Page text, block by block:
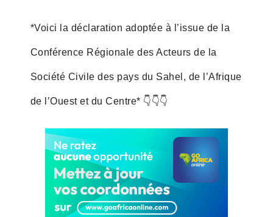
*Voici la déclaration adoptée à l’issue de la
Conférence Régionale des Acteurs de la
Société Civile des pays du Sahel, de l’Afrique
de l’Ouest et du Centre* 👇👇👇